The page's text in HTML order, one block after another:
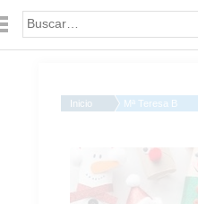
Palabra o frase:
Inicio Mª Teresa B.
Muñecos